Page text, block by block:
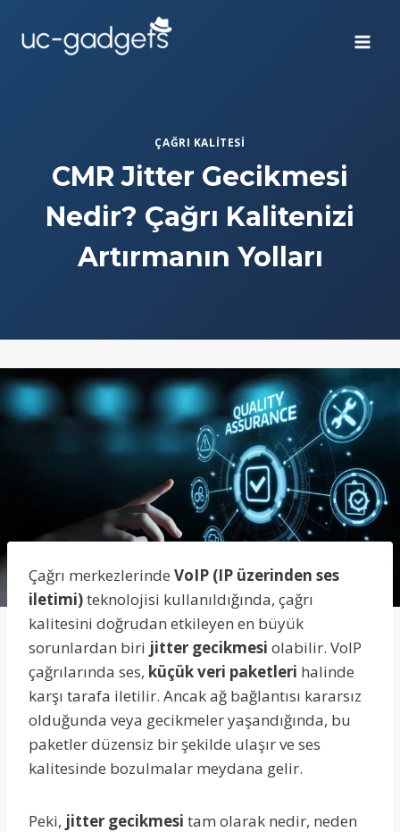
ÇAĞRI KALITESI
CMR Jitter Gecikmesi
Nedir? Çağrı Kalitenizi
Artırmanın Yolları
Çağrı merkezlerinde VoIP (IP üzerinden ses
iletimi)teknolojisi kullanıldığında, çağrı
kalitesini doğrudan etkileyen en büyük
sorunlardan biri jitter gecikmesi olabilir. VoIP
çağrılarında ses, küçük veri paketleri halinde
karşı tarafa iletilir. Ancak ağ bağlantısı kararsız
olduğunda veya gecikmeler yaşandığında, bu
paketler düzensiz bir şekilde ulaşır ve ses
kalitesinde bozulmalar meydana gelir.
Peki, jitter gecikmesi tam olarak nedir, neden